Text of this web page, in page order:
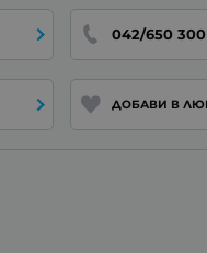
042/650 300
ДОБАВИ В